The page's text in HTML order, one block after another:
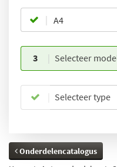
3 Selecteer
Selecteer type
Onderdelencatalogus